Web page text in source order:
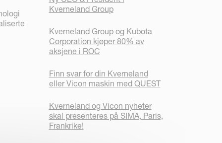
Kverneland Group
Kverneland Group og Kubota
Corporation kjøper 80% av
aksjene i ROC
Finn svar for din Kverneland
eller Vicon maskin med QUEST
Kverneland og Vicon nyheter
skal presenteres på SIMA, Paris,
Frankrike!